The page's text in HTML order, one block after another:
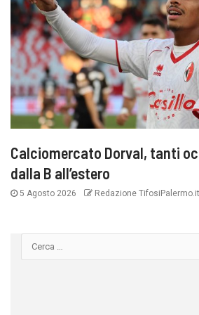
Calciomercato Dorval, tanti
dalla B all’estero
5 Agosto 2026 Redazione TifosiPalermo.it